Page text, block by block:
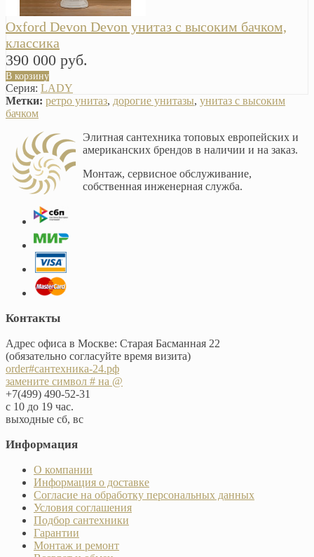
Oxford Devon Devon унитаз с высоким бачком,
классика
390 000 руб.
В корзину
Серия: LADY
Метки: ретро унитаз, дорогие унитазы, унитаз с высоким
бачком
Элитная сантехника топовых европейских и
американских брендов в наличии и на заказ.
Монтаж, сервисное обслуживание,
собственная инженерная служба.
Контакты
Адрес офиса в Москве: Старая Басманная 22
(обязательно согласуйте время визита)
order#сантехника-24.рф
замените символ # на @
+7(499) 490-52-31
с 10 до 19 час.
выходные сб, вс
Информация
О компании
Информация о доставке
Согласие на обработку персональных данных
Условия соглашения
Подбор сантехники
Гарантии
Монтаж и ремонт